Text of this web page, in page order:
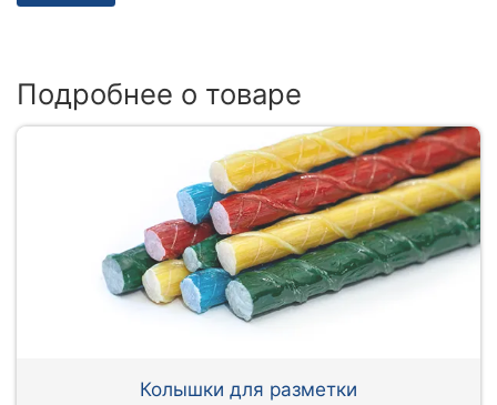
Подробнее о товаре
Колышки для разметки